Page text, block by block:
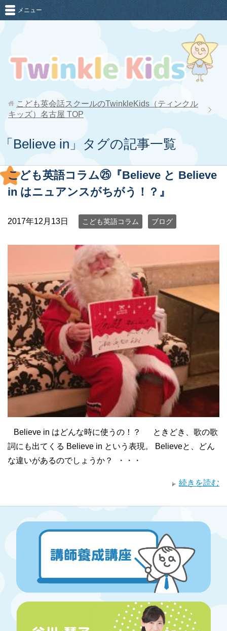
メニュー
こども英会話スクールのTwinkleKids（ティンクル
キッズ）名古屋 TOP
「Believe in」タグの記事一覧
こども英語コラム㉕『Believe と Believe
in はニュアンスがちがう！？』
2017年12月13日 こども英語コラム ブログ
Believe in はどんな時に使うの！？ ときどき、歌の歌
詞にも出てくる Believe in という表現。 Believeと、どん
な違いがあるのでしょうか？ ・・・
続きを読む